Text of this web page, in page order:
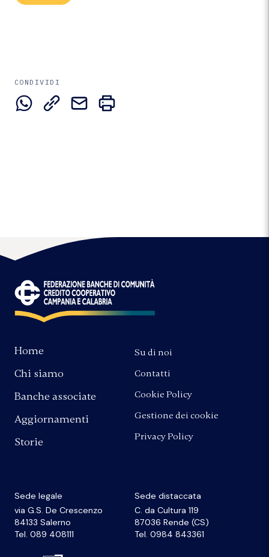
CONDIVIDI
Sede legale
via G.S. De Crescenzo
84133 Salerno
Tel. 089 408111
Sede distaccata
C. da Cultura 119
87036 Rende (CS)
Tel. 0984 843361
Home
Chi siamo
Banche associate
Aggiornamenti
Storie
Su di noi
Contatti
Cookie Policy
Gestione dei cookie
Privacy Policy